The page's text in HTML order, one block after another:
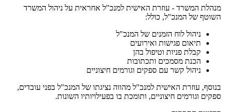
מנהלת המשרד - עוזרת האישית למנכ"ל אחראית על ניהול המשרד
השוטף של המנכ"ל, כולל:
ניהול לוח הזמנים של המנכ"ל
תיאום פגישות ואירועים
קבלת פניות וטיפול בהן
הכנת מסמכים ותכתובות
ניהול קשר עם ספקים וגורמים חיצוניים
בנוסף, עוזרת האישית למנכ"ל מהווה נציגתו של המנכ"ל בפני עובדים,
ספקים וגורמים חיצוניים, ותומכת בו בפעילויותיו השונות.